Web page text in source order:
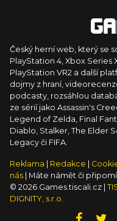
Český herní web, který se
PlayStation 4, Xbox Series
PlayStation VR2 a další
dojmy z hraní,
podcasty, rozsáhlou
ze sérií jako Assassin's
Legend of Zelda, Final
Diablo, Stalker, The Elder
Legacy či FIFA.
Reklama Redakce
nás
| Máte námět či
© 2026 Games.tiscali.cz |
DIGNITY, s.r.o.